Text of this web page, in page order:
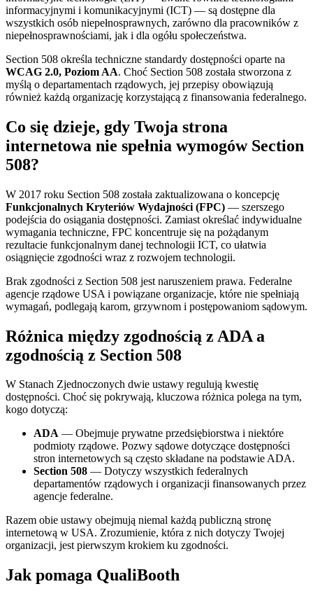
informacyjnymi i komunikacyjnymi (ICT) — są dostępne dla
wszystkich osób niepełnosprawnych, zarówno dla pracowników z
niepełnosprawnościami, jak i dla ogółu społeczeństwa.
Section 508 określa techniczne standardy dostępności oparte na
WCAG 2.0, Poziom AA. Choć Section 508 została stworzona z
myślą o departamentach rządowych, jej przepisy obowiązują
również każdą organizację korzystającą z finansowania federalnego.
Co się dzieje, gdy Twoja strona
internetowa nie spełnia wymogów Section
508?
W 2017 roku Section 508 została zaktualizowana o koncepcję
Funkcjonalnych Kryteriów Wydajności (FPC) — szerszego
podejścia do osiągania dostępności. Zamiast określać indywidualne
wymagania techniczne, FPC koncentruje się na pożądanym
rezultacie funkcjonalnym danej technologii ICT, co ułatwia
osiągnięcie zgodności wraz z rozwojem technologii.
Brak zgodności z Section 508 jest naruszeniem prawa. Federalne
agencje rządowe USA i powiązane organizacje, które nie spełniają
wymagań, podlegają karom, grzywnom i postępowaniom sądowym.
Różnica między zgodnością z ADA a
zgodnością z Section 508
W Stanach Zjednoczonych dwie ustawy regulują kwestię
dostępności. Choć się pokrywają, kluczowa różnica polega na tym,
kogo dotyczą:
ADA — Obejmuje prywatne przedsiębiorstwa i niektóre
podmioty rządowe. Pozwy sądowe dotyczące dostępności
stron internetowych są często składane na podstawie ADA.
Section 508 — Dotyczy wszystkich federalnych
departamentów rządowych i organizacji finansowanych przez
agencje federalne.
Razem obie ustawy obejmują niemal każdą publiczną stronę
internetową w USA. Zrozumienie, która z nich dotyczy Twojej
organizacji, jest pierwszym krokiem ku zgodności.
Jak pomaga QualiBooth